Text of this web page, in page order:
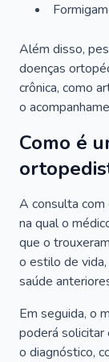
Além disso,
doenças
crônica, como
o
Como é
A consulta
na qual o
que o
o estilo de
saúde
Em seguida, o
poderá solicitar
o diagnóstico,